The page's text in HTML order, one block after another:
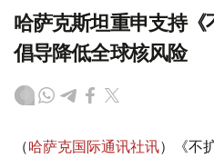
哈萨克斯坦重申支持《
倡导降低全球核风险
（哈萨克国际通讯社讯）《不